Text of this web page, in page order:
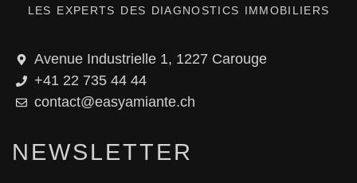
LES EXPERTS DES DIAGNOSTICS IMMOBILIERS
Avenue Industrielle 1, 1227 Carouge
+41 22 735 44 44
contact@easyamiante.ch
NEWSLETTER